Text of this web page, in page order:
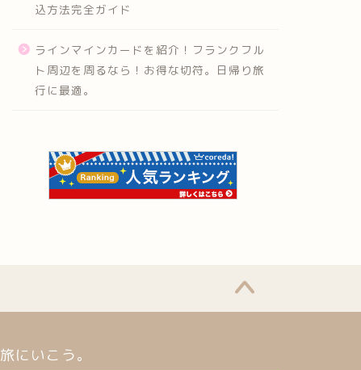
込方法完全ガイド
ラインマインカードを紹介！フランクフル
ト周辺を周るなら！お得な切符。日帰り旅
行に最適。
旅にいこう。